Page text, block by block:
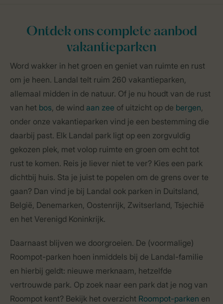
Ontdek ons complete aanbod
vakantieparken
Word wakker in het groen en geniet van ruimte en rust
om je heen. Landal telt ruim 260 vakantieparken,
allemaal midden in de natuur. Of je nu houdt van de rust
van het bos, de wind aan zee of uitzicht op de bergen,
onder onze vakantieparken vind je een bestemming die
daarbij past. Elk Landal park ligt op een zorgvuldig
gekozen plek, met volop ruimte en groen om echt tot
rust te komen. Reis je liever niet te ver? Kies een park
dichtbij huis. Sta je juist te popelen om de grens over te
gaan? Dan vind je bij Landal ook parken in Duitsland,
België, Denemarken, Oostenrijk, Zwitserland, Tsjechië
en het Verenigd Koninkrijk.
Daarnaast blijven we doorgroeien. De (voormalige)
Roompot-parken hoen inmiddels bij de Landal-familie
en hierbij geldt: nieuwe merknaam, hetzelfde
vertrouwde park. Op zoek naar een park dat je nog van
Roompot kent? Bekijk het overzicht Roompot-parken en